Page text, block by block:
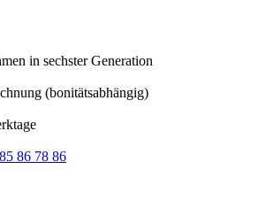
in sechster Gene­ration
(bonitätsabhängig)
86 78 86